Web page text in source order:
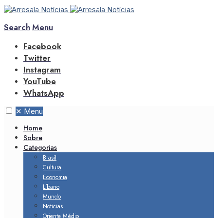
SearchMenu
Facebook
Twitter
Instagram
YouTube
WhatsApp
✕ Menu
Home
Sobre
Categorias
Brasil
Cultura
Economia
Líbano
Mundo
Noticias
Oriente Médio